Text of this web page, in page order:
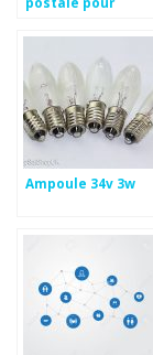
Ampoule 34v 3w